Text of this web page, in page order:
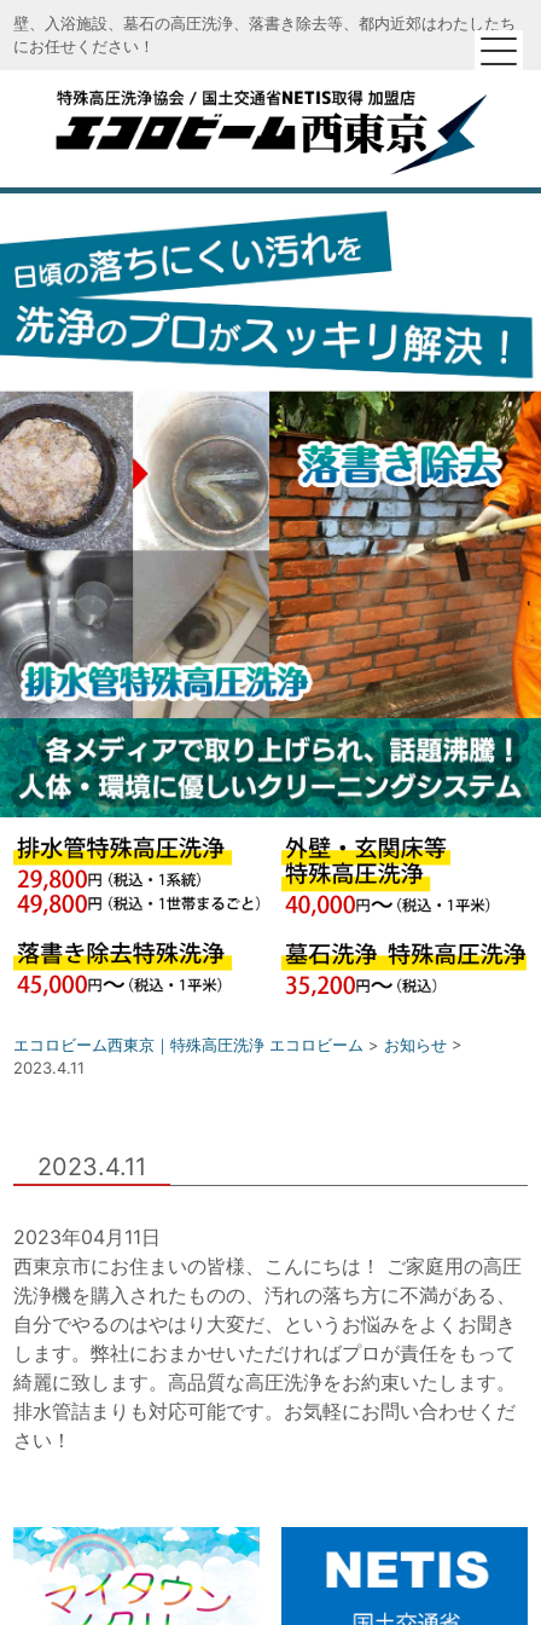
壁、入浴施設、墓石の高圧洗浄、落書き除去等、都内近郊はわたしたち
にお任せください！
エコロビーム西東京｜特殊高圧洗浄 エコロビーム
エコロビーム西東京｜特殊高圧洗浄 エコロビーム > お知らせ >
2023.4.11
2023.4.11
2023年04月11日
西東京市にお住まいの皆様、こんにちは！ ご家庭用の高圧
洗浄機を購入されたものの、汚れの落ち方に不満がある、
自分でやるのはやはり大変だ、というお悩みをよくお聞き
します。弊社におまかせいただければプロが責任をもって
綺麗に致します。高品質な高圧洗浄をお約束いたします。
排水管詰まりも対応可能です。お気軽にお問い合わせくだ
さい！